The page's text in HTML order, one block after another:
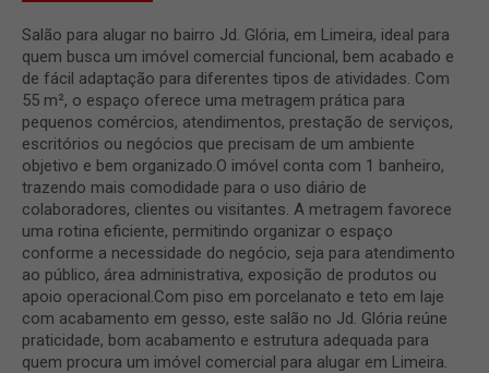
Salão para alugar no bairro Jd. Glória, em Limeira, ideal para
quem busca um imóvel comercial funcional, bem acabado e
de fácil adaptação para diferentes tipos de atividades. Com
55 m², o espaço oferece uma metragem prática para
pequenos comércios, atendimentos, prestação de serviços,
escritórios ou negócios que precisam de um ambiente
objetivo e bem organizado.O imóvel conta com 1 banheiro,
trazendo mais comodidade para o uso diário de
colaboradores, clientes ou visitantes. A metragem favorece
uma rotina eficiente, permitindo organizar o espaço
conforme a necessidade do negócio, seja para atendimento
ao público, área administrativa, exposição de produtos ou
apoio operacional.Com piso em porcelanato e teto em laje
com acabamento em gesso, este salão no Jd. Glória reúne
praticidade, bom acabamento e estrutura adequada para
quem procura um imóvel comercial para alugar em Limeira.